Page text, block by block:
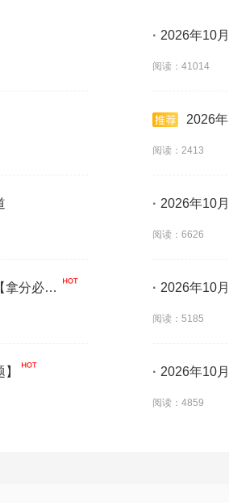
· 2026年10
阅读：41014
2026
阅读：2413
· 2026年10
背】
阅读：6626
拿分必
· 2026年10
阅读：5185
· 2026年10
阅读：4859